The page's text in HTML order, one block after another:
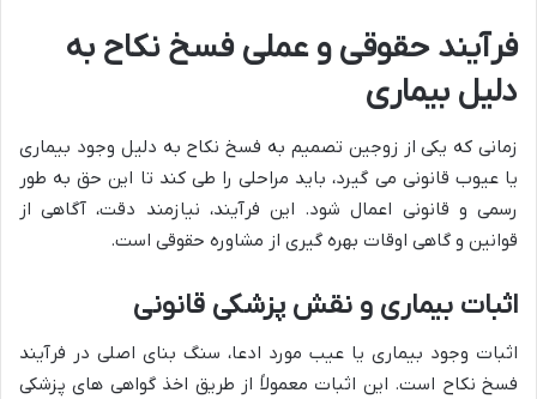
فرآیند حقوقی و عملی فسخ نکاح به
دلیل بیماری
زمانی که یکی از زوجین تصمیم به فسخ نکاح به دلیل وجود بیماری
یا عیوب قانونی می گیرد، باید مراحلی را طی کند تا این حق به طور
رسمی و قانونی اعمال شود. این فرآیند، نیازمند دقت، آگاهی از
قوانین و گاهی اوقات بهره گیری از مشاوره حقوقی است.
اثبات بیماری و نقش پزشکی قانونی
اثبات وجود بیماری یا عیب مورد ادعا، سنگ بنای اصلی در فرآیند
فسخ نکاح است. این اثبات معمولاً از طریق اخذ گواهی های پزشکی